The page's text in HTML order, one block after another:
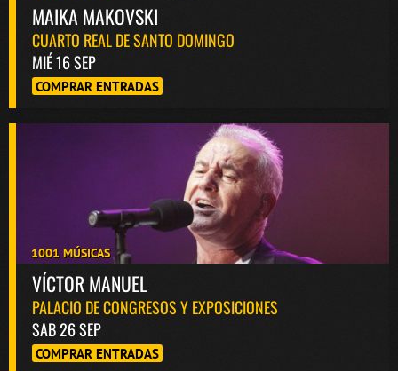
MAIKA MAKOVSKI
CUARTO REAL DE SANTO DOMINGO
MIÉ 16 SEP
COMPRAR ENTRADAS
1001 MÚSICAS
VÍCTOR MANUEL
PALACIO DE CONGRESOS Y EXPOSICIONES
SAB 26 SEP
COMPRAR ENTRADAS